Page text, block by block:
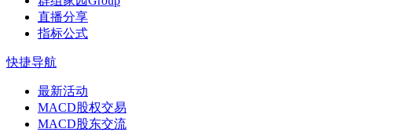
直播分享
指标公式
快捷导航
最新活动
MACD股权交易
MACD股东交流